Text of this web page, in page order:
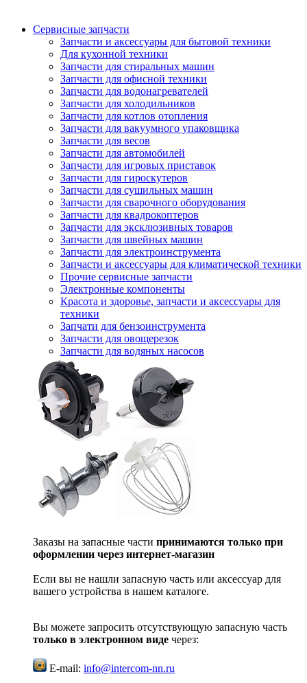
Сервисные запчасти
Запчасти и аксессуары для бытовой техники
Для кухонной техники
Запчасти для стиральных машин
Запчасти для офисной техники
Запчасти для водонагревателей
Запчасти для холодильников
Запчасти для котлов отопления
Запчасти для вакуумного упаковщика
Запчасти для весов
Запчасти для автомобилей
Запчасти для игровых приставок
Запчасти для гироскутеров
Запчасти для сушильных машин
Запчасти для сварочного оборудования
Запчасти для квадрокоптеров
Запчасти для эксклюзивных товаров
Запчасти для швейных машин
Запчасти для электроинструмента
Запчасти и аксессуары для климатической техники
Прочие сервисные запчасти
Электронные компоненты
Красота и здоровье, запчасти и аксессуары для
техники
Запчати для бензоинструмента
Запчасти для овощерезок
Запчасти для водяных насосов
Заказы на запасные части принимаются только при
оформлении через интернет-магазин
Если вы не нашли запасную часть или аксессуар для
вашего устройства в нашем каталоге.
Вы можете запросить отсутствующую запасную часть
только в электронном виде через:
E-mail: info@intercom-nn.ru